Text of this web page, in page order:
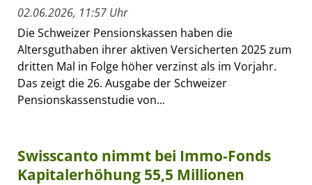
02.06.2026, 11:57 Uhr
Die Schweizer Pensionskassen haben die
Altersguthaben ihrer aktiven Versicherten 2025 zum
dritten Mal in Folge höher verzinst als im Vorjahr.
Das zeigt die 26. Ausgabe der Schweizer
Pensionskassenstudie von...
Swisscanto nimmt bei Immo-Fonds
Kapitalerhöhung 55,5 Millionen